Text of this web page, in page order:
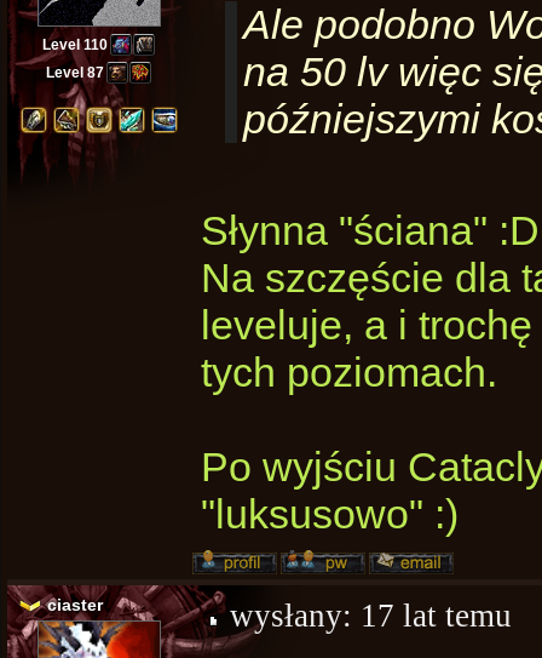
Level 110
Level 87
Ale podobno
na 50 lv więc
późniejszymi
Słynna "ściana" :D
Na szczęście dla
leveluje, a i
tych poziomach.
Po wyjściu
"luksusowo" :)
ciaster wysłany: 17 lat temu